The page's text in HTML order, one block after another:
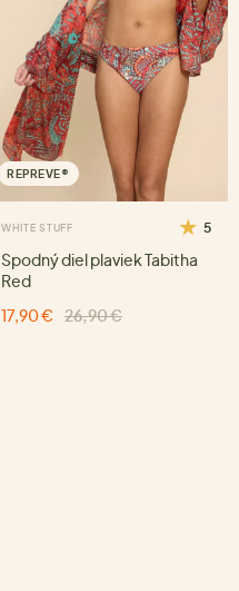
REPREVE®
WHITE STUFF 5
Spodný diel plaviek Tabitha
Red
17,90 €
26,90 €